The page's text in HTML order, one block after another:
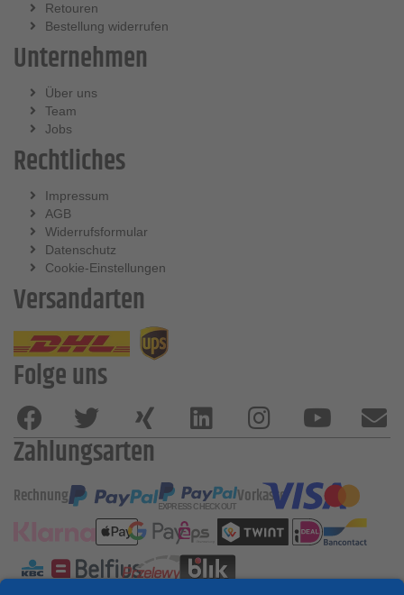
Retouren
Bestellung widerrufen
Unternehmen
Über uns
Team
Jobs
Rechtliches
Impressum
AGB
Widerrufsformular
Datenschutz
Cookie-Einstellungen
Versandarten
Folge uns
Zahlungsarten
Rechnung Vorkasse